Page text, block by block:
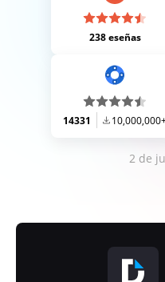
238 eseñas
14331
2 de